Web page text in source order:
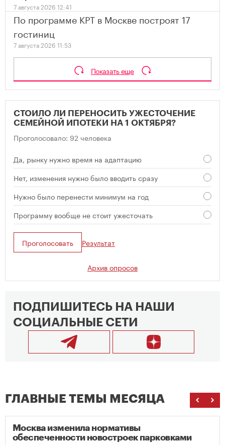
7 августа 2026 12:41
По программе КРТ в Москве построят 17
гостиниц
7 августа 2026 11:53
Показать еще
СТОИЛО ЛИ ПЕРЕНОСИТЬ УЖЕСТОЧЕНИЕ
СЕМЕЙНОЙ ИПОТЕКИ НА 1 ОКТЯБРЯ?
Проголосовало: 92 человека
Да, рынку нужно время на адаптацию
Нет, изменения нужно было вводить сразу
Нужно было перенести минимум на год
Программу вообще не стоит ужесточать
Проголосовать Результат
Архив опросов
ПОДПИШИТЕСЬ НА НАШИ
СОЦИАЛЬНЫЕ СЕТИ
ГЛАВНЫЕ ТЕМЫ МЕСЯЦА
Москва изменила нормативы
обеспеченности новостроек парковками